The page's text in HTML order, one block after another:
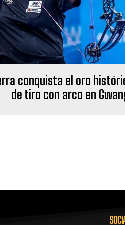
conquista el oro
de tiro con arco en